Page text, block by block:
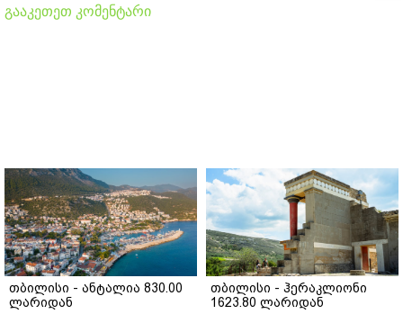
გააკეთეთ კომენტარი
თბილისი - ანტალია 830.00
ლარიდან
თბილისი - ჰერაკლიონი
1623.80 ლარიდან